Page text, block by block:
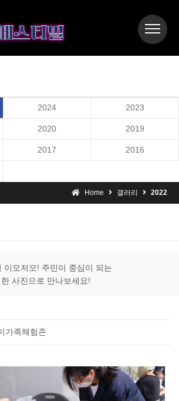
2024 2023
2020 2019
2017 2016
Home 갤러리 2022
이모저모! 주민이 중심이 되는
사진으로 만나보세요!
가족체험존